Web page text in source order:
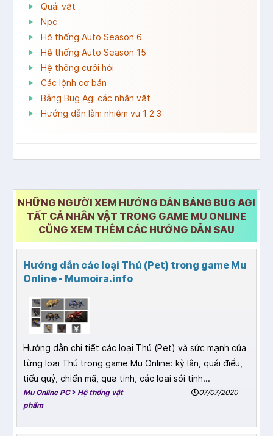
Quái vật
Npc
Hệ thống Auto Season 6
Hệ thống Auto Season 15
Hệ thống cưới hỏi
Các lệnh cơ bản
Bảng Bug Agi các nhân vật
Hướng dẫn làm nhiệm vụ 1 2 3
NHỮNG NGƯỜI XEM HƯỚNG DẪN BẢNG BUG AGI
TẤT CẢ NHÂN VẬT TRONG GAME MU ONLINE
CŨNG XEM THÊM CÁC HƯỚNG DẪN SAU
Hướng dẫn các loại Thú (Pet) trong game Mu
Online - Mumoira.info
Hướng dẫn chi tiết các loại Thú (Pet) và sức mạnh của
từng loại Thú trong game Mu Online: kỳ lân, quái điểu,
tiểu quỷ, chiến mã, quạ tinh, các loại sói tinh...
Mu Online PC
Hệ thống vật
phẩm
07/07/2020